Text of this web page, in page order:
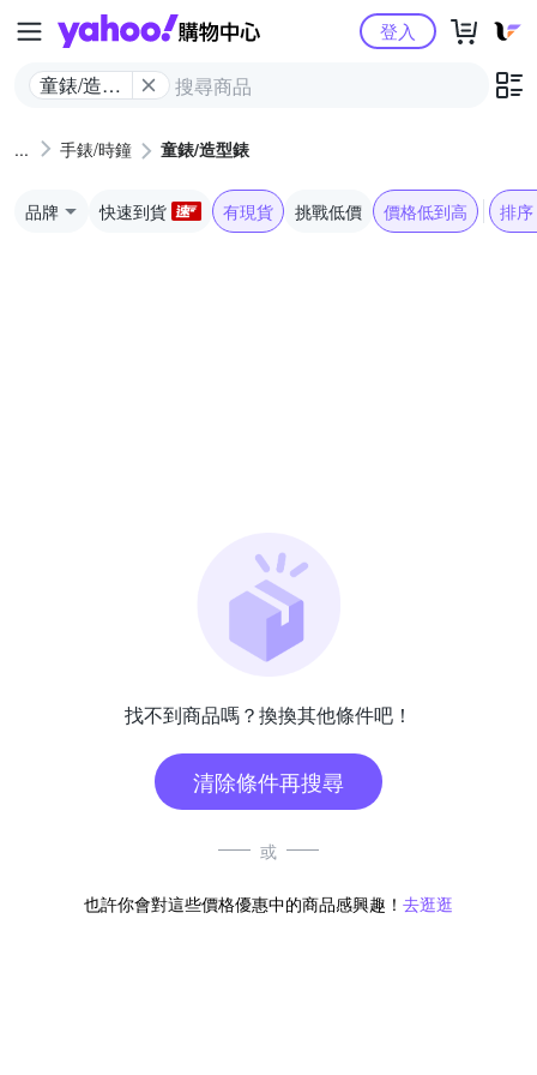
Yahoo購物中心
童錶/造型
登入
手錶/時鐘 童錶/造型錶
品牌 快速到貨 有現貨 挑戰低價 價格低到高 排序
找不到商品嗎？換換其他條件吧！
清除條件再搜尋
或
也許你會對這些價格優惠中的商品感興趣！ 去逛逛